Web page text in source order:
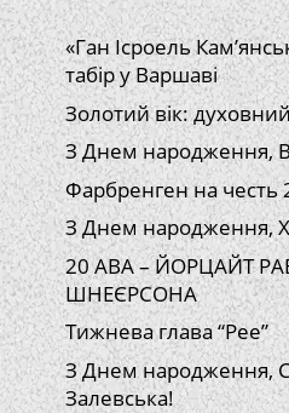
«Ган Ісроель
табір у Варшаві
Золотий вік:
З Днем народження,
Фарбренген на честь
З Днем народження,
20 АВА – ЙОРЦАЙТ
ШНЕЄРСОНА
Тижнева глава “Рее”
З Днем народження,
Залевська!